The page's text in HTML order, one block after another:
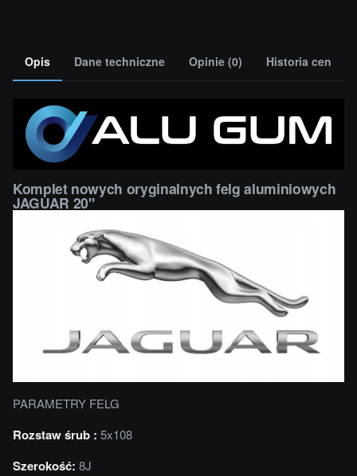
Opis Dane techniczne Opinie (0) Historia cen
Komplet nowych oryginalnych felg aluminiowych
JAGUAR 20"
PARAMETRY FELG
Rozstaw śrub : 5x108
Szerokość: 8J